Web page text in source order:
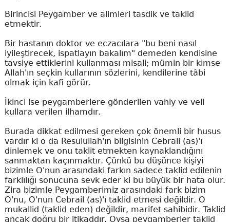
Birincisi Peygamber ve alimleri tasdik ve taklid
etmektir.
Bir hastanın doktor ve eczacılara "bu beni nasıl
iyileştirecek, ispatlayın bakalım" demeden kendisine
tavsiye ettiklerini kullanması misali; mümin bir kimse
Allah'ın seçkin kullarının sözlerini, kendilerine tâbi
olmak için kafi görür.
İkinci ise peygamberlere gönderilen vahiy ve veli
kullara verilen ilhamdır.
Burada dikkat edilmesi gereken çok önemli bir husus
vardır ki o da Resulullah'ın bilgisinin Cebrail (as)'ı
dinlemek ve onu taklit etmekten kaynaklandığını
sanmaktan kaçınmaktır. Çünkü bu düşünce kişiyi
bizimle O'nun arasındaki farkın sadece taklid edilenin
farklılığı sonucuna sevk eder ki bu büyük bir hata olur.
Zira bizimle Peygamberimiz arasındaki fark bizim
O'nu, O'nun Cebrail (as)'ı taklid etmesi değildir. O
mukallid (taklid eden) değildir, marifet sahibidir. Taklid
ancak doğru bir itikaddır. Oysa peygamberler taklid